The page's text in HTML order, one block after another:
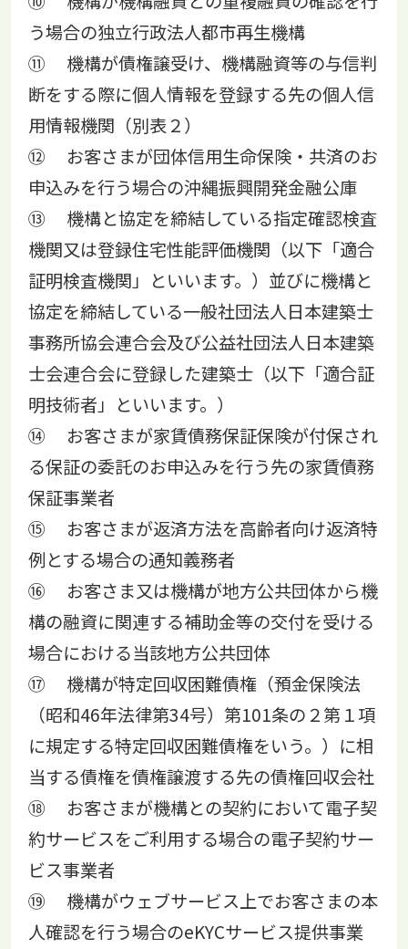
う場合の独立行政法人都市再生機構
⑪ 機構が債権譲受け、機構融資等の与信判
断をする際に個人情報を登録する先の個人信
用情報機関（別表２）
⑫ お客さまが団体信用生命保険・共済のお
申込みを行う場合の沖縄振興開発金融公庫
⑬ 機構と協定を締結している指定確認検査
機関又は登録住宅性能評価機関（以下「適合
証明検査機関」といいます。）並びに機構と
協定を締結している一般社団法人日本建築士
事務所協会連合会及び公益社団法人日本建築
士会連合会に登録した建築士（以下「適合証
明技術者」といいます。）
⑭ お客さまが家賃債務保証保険が付保され
る保証の委託のお申込みを行う先の家賃債務
保証事業者
⑮ お客さまが返済方法を高齢者向け返済特
例とする場合の通知義務者
⑯ お客さま又は機構が地方公共団体から機
構の融資に関連する補助金等の交付を受ける
場合における当該地方公共団体
⑰ 機構が特定回収困難債権（預金保険法
（昭和46年法律第34号）第101条の２第１項
に規定する特定回収困難債権をいう。）に相
当する債権を債権譲渡する先の債権回収会社
⑱ お客さまが機構との契約において電子契
約サービスをご利用する場合の電子契約サー
ビス事業者
⑲ 機構がウェブサービス上でお客さまの本
人確認を行う場合のeKYCサービス提供事業